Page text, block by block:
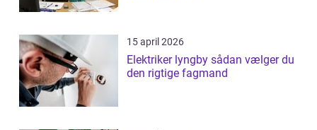
15 april 2026
Elektriker lyngby sådan vælger du
den rigtige fagmand